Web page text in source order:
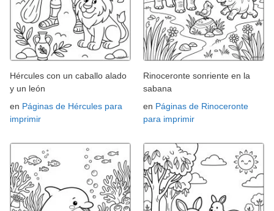
Hércules con un caballo alado
y un león
en Páginas de Hércules para
imprimir
Rinoceronte sonriente en la
sabana
en Páginas de Rinoceronte
para imprimir